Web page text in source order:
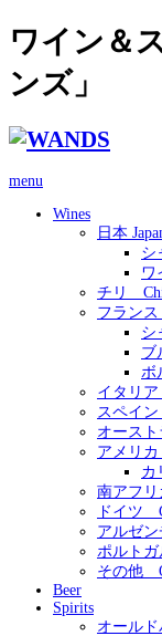
ワイン＆
ンズ」
menu
Wines
日本
シ
ワ
チリ
フラン
シ
ブ
ボ
イタリ
スペイン
オースト
アメリ
カ
南アフ
ドイツ
アルゼン
ポルト
その他
Beer
Spirits
オールド